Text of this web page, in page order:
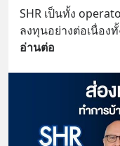
SHR เป็นทั้ง
ลงทุนอย่างต่อเนื่อง
อ่านต่อ